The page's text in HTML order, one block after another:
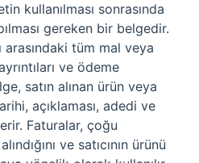
kullanılması sonrasında
gereken bir belgedir.
arasındaki tüm mal veya
ve ödeme
satın alınan ürün veya
açıklaması, adedi ve
Faturalar, çoğu
ve satıcının ürünü